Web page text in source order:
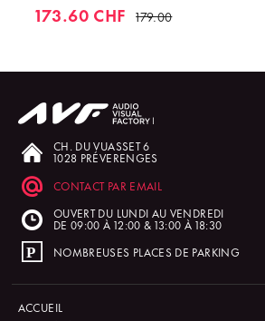
173.60 CHF 179.00
CH. DU VUASSET 6
1028 PRÉVERENGES
CONTACT PAR EMAIL
OUVERT DU LUNDI AU VENDREDI
DE 09:00 À 12:00 & 13:00 À 18:30
NOMBREUSES PLACES DE PARKING
ACCUEIL